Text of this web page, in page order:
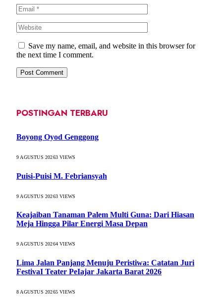
Save my name, email, and website in this browser for
the next time I comment.
POSTINGAN TERBARU
Boyong Oyod Genggong
9 AGUSTUS 20263VIEWS
Puisi-Puisi M. Febriansyah
9 AGUSTUS 20263VIEWS
Keajaiban Tanaman Palem Multi Guna: Dari Hiasan
Meja Hingga Pilar Energi Masa Depan
9 AGUSTUS 20264VIEWS
Lima Jalan Panjang Menuju Peristiwa: Catatan Juri
FestivaI Teater PeIajar Jakarta Barat 2026
8 AGUSTUS 20265VIEWS